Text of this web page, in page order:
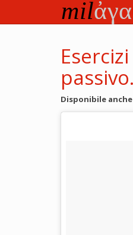
testo
Disponibile